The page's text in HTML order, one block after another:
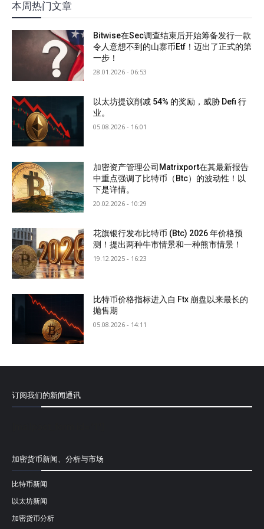
本周热门文章
Bitwise在Sec调查结束后开始筹备发行一款
令人意想不到的山寨币Etf！迈出了正式的第
一步！
28.01.2026 - 06:53
以太坊提议削减 54% 的奖励，威胁 Defi 行
业。
05.08.2026 - 16:01
加密资产管理公司Matrixport在其最新报告
中重点强调了比特币（Btc）的波动性！以
下是详情。
20.02.2026 - 10:29
花旗银行发布比特币 (Btc) 2026 年价格预
测！提出两种牛市情景和一种熊市情景！
19.12.2025 - 16:23
比特币价格指标进入自 Ftx 崩盘以来最长的
抛售期
05.08.2026 - 14:11
订阅我们的新闻通讯
加密货币新闻、分析与市场
比特币新闻
以太坊新闻
加密货币分析